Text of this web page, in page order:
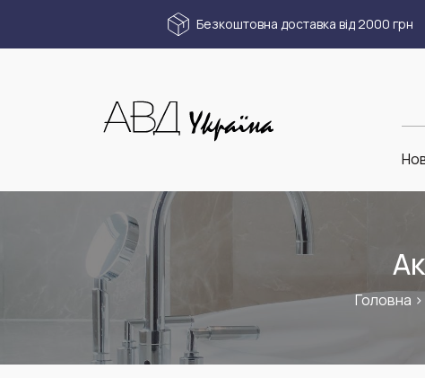
Безкоштовна доставка від 2000 грн
Головна >